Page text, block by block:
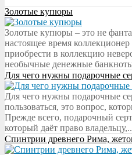
Золотые купюры
Золотые купюры – это не
настоящее время
приобрести в коллекцию
необычные денежные
​Для чего нужны подарочные
Для чего нужны подарочные
пользоваться, это вопрос,
Прежде всего, подарочный
который даёт право
Спинтрии древнего Рима,